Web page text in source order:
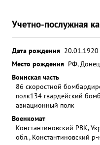
Учетно-послужная
Дата рождения 20.01.1920
Место рождения РФ,
Воинская часть
86 скоростной
полк134 гвардейский
авиационный полк
Военкомат
Константиновский РВК,
обл., Константиновский р-